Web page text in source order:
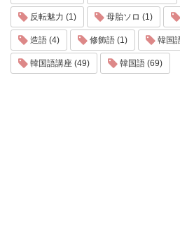
反転魅力 (1) 母胎ソロ (1)
造語 (4) 修飾語 (1) 韓国
韓国語講座 (49) 韓国語 (69)